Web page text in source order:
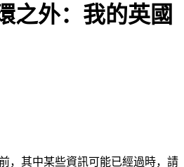
之外：我的英國
，其中某些資訊可能已經過時，請